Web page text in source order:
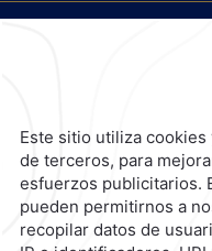
Calzada
Escobedo